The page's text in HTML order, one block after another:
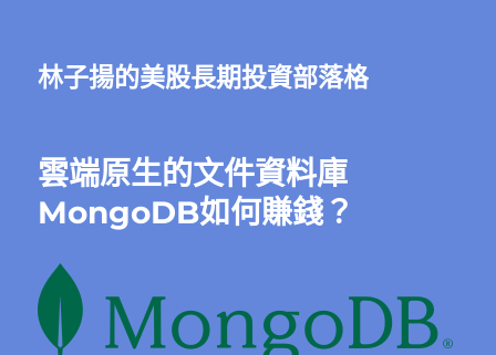
林子揚的美股長期投資部落格
雲端原生的文件資料庫
MongoDB如何賺錢？